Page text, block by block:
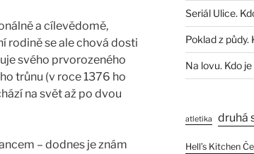
a cílevědomě,
rodině se ale chová dosti
svého prvorozeného
trůnu (v roce 1376 ho
na svět až po dvou
– dodnes je znám
Seriál Ulice.
Poklad z půdy.
Na lovu. Kdo
atletika druhá
Hell’s Kitchen